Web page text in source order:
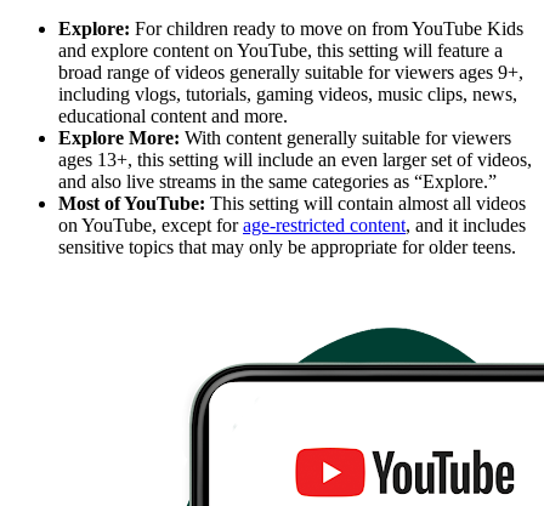
Explore: For children ready to move on from YouTube Kids
and explore content on YouTube, this setting will feature a
broad range of videos generally suitable for viewers ages 9+,
including vlogs, tutorials, gaming videos, music clips, news,
educational content and more.
Explore More: With content generally suitable for viewers
ages 13+, this setting will include an even larger set of videos,
and also live streams in the same categories as “Explore.”
Most of YouTube: This setting will contain almost all videos
on YouTube, except forage-restricted content, and it includes
sensitive topics that may only be appropriate for older teens.